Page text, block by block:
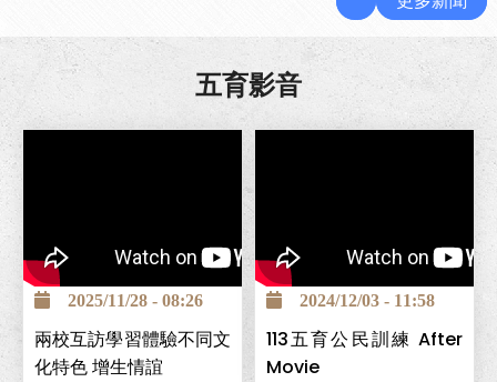
五育影音
2025/11/28 - 08:26
兩校互訪學習體驗不同文
化特色 增生情誼
2024/12/03 - 11:58
113五育公民訓練 After
Movie